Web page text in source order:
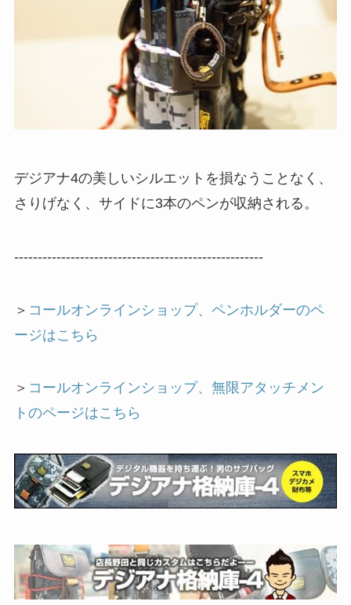
デジアナ4の美しいシルエットを損なうことなく、
さりげなく、サイドに3本のペンが収納される。
-----------------------------------------------------
＞ コールオンラインショップ、ペンホルダーのペ
ージはこちら
＞ コールオンラインショップ、無限アタッチメン
トのページはこちら